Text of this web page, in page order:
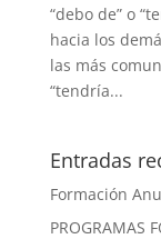
“debo de” o
hacia los
las más
“tendría...
Entradas
Formación
PROGRAMAS